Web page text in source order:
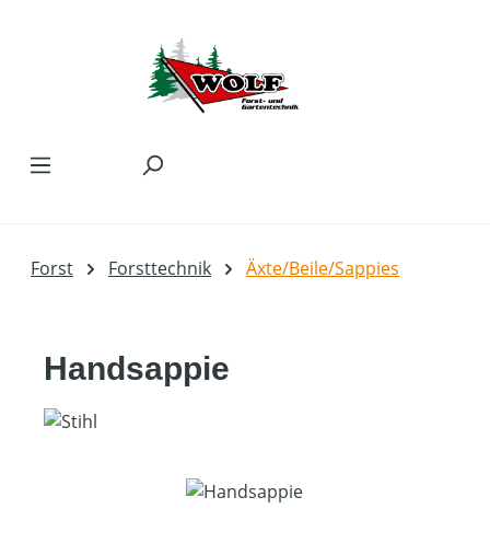
Forst Forsttechnik Äxte/Beile/Sappies
Handsappie
Bildergalerie überspringen